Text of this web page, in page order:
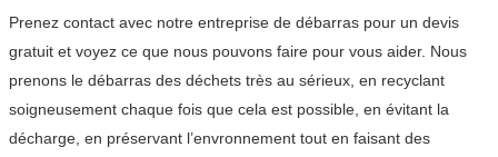
Prenez contact avec notre entreprise de débarras pour un devis
gratuit et voyez ce que nous pouvons faire pour vous aider. Nous
prenons le débarras des déchets très au sérieux, en recyclant
soigneusement chaque fois que cela est possible, en évitant la
décharge, en préservant l’envronnement tout en faisant des